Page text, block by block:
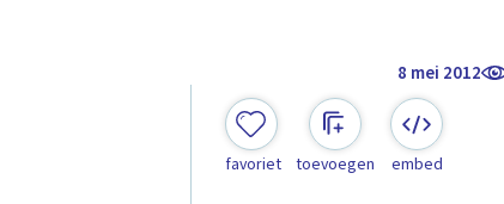
8 mei 2012
favoriet toevoegen embed